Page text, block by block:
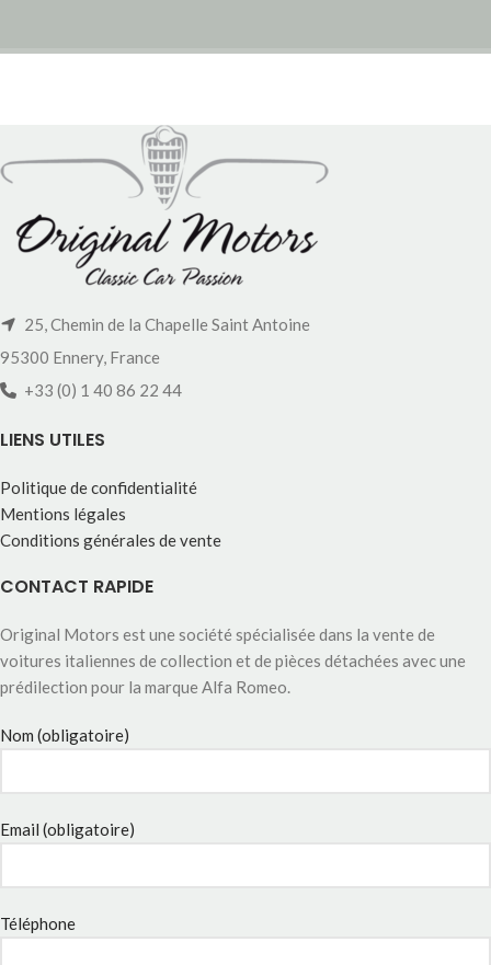
25, Chemin de la Chapelle Saint Antoine
95300 Ennery, France
+33 (0) 1 40 86 22 44
LIENS UTILES
Politique de confidentialité
Mentions légales
Conditions générales de vente
CONTACT RAPIDE
Original Motors est une société spécialisée dans la vente de
voitures italiennes de collection et de pièces détachées avec une
prédilection pour la marque Alfa Romeo.
Nom (obligatoire)
Email (obligatoire)
Téléphone